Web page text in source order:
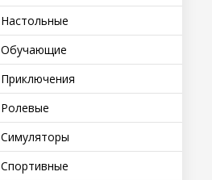
Настольные
Обучающие
Приключения
Ролевые
Симуляторы
Спортивные